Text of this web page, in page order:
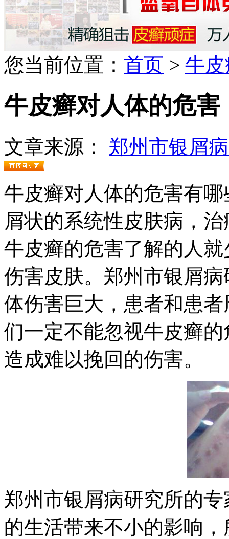
您当前位置： 首页 > 牛
牛皮癣对人体的危害
文章来源： 郑州市银屑
牛皮癣对人体的危害有
屑状的系统性皮肤病，
牛皮癣的危害了解的人
伤害皮肤。郑州市银屑
体伤害巨大，患者和患
们一定不能忽视牛皮癣
造成难以挽回的伤害。
郑州市银屑病研究所的
的生活带来不小的影响